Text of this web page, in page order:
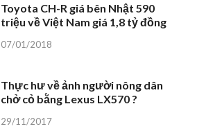
Toyota CH-R giá bên Nhật 590
triệu về Việt Nam giá 1,8 tỷ đồng
07/01/2018
Thực hư về ảnh người nông dân
chở cỏ bằng Lexus LX570 ?
29/11/2017